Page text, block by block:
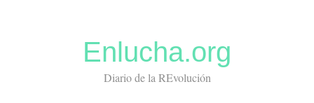
Enlucha.org
Diario de la REvolución